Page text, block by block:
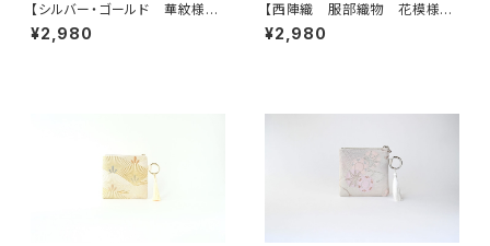
【シルバー・ゴールド 華紋様
シルク帯リメイクミニポーチ】カ
ードケース、ポーチ小さめ、ジュ
¥2,980
【西陣織 服部織物 花模様
帯リメイクミニポーチ】カードケ
ース、ポーチ小さめ、ジュエリー
¥2,980